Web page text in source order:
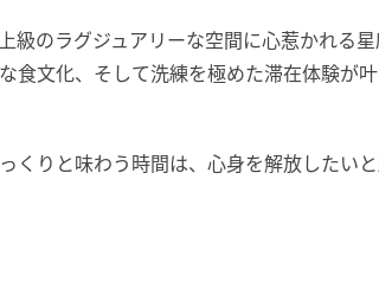
級のラグジュアリーな空間に心惹かれる
食文化、そして洗練を極めた滞在体験が
くりと味わう時間は、心身を解放したい